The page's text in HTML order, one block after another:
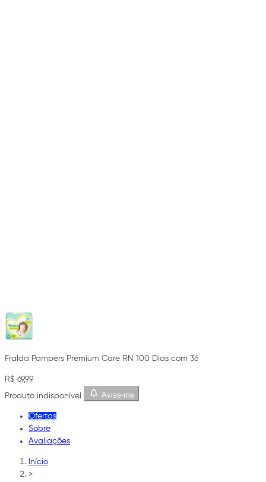
Fralda Pampers Premium Care RN 100 Dias com 36
R$ 69,99
Produto indisponível
Avise-me
Ofertas
Sobre
Avaliações
Início
>